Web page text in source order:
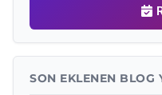
SON EKLENEN BLOG